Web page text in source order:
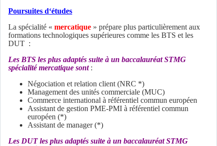
Poursuites d‘études
La spécialité « mercatique » prépare plus particulièrement aux
formations technologiques supérieures comme les BTS et les
DUT :
Les BTS les plus adaptés suite à un baccalauréat STMG
spécialité mercatique sont :
Négociation et relation client (NRC *)
Management des unités commerciale (MUC)
Commerce international à référentiel commun européen
Assistant de gestion PME-PMI à référentiel commun
européen (*)
Assistant de manager (*)
Les DUT les plus adaptés suite à un baccalauréat STMG